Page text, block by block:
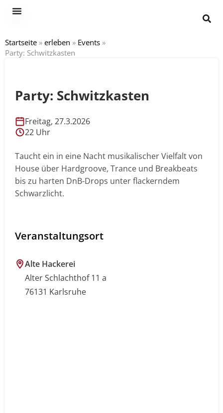
Startseite » erleben » Events »
Party: Schwitzkasten
Party: Schwitzkasten
Freitag, 27.3.2026
22 Uhr
Taucht ein in eine Nacht musikalischer Vielfalt von
House über Hardgroove, Trance und Breakbeats
bis zu harten DnB-Drops unter flackerndem
Schwarzlicht.
Veranstaltungsort
Alte Hackerei
Alter Schlachthof 11 a
76131 Karlsruhe